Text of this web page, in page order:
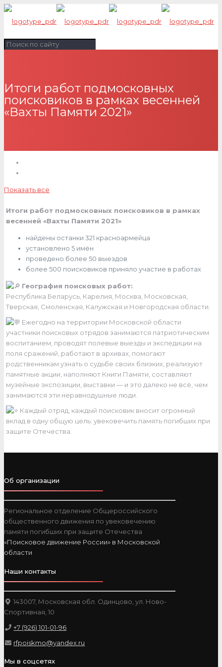
Итоги работ подмосковных
поисковиков в рамках весенней
«Вахты Памяти 2021»
Показать все
Итоги работ подмосковных поисковиков в рамках
весенней «Вахты Памяти 2021»
найдены останки 321 красноармейца
установлено 5 имён
проведено более 50 выездов
более 500 поисковиков приняло участие в работах
География поисковых работ:
Республика Беларусь, Карелия, Москва, Московская,
Тверская, Смоленская, Калужская и Новгородская области.
Ежегодно на территории Московской области
участники поисковых отрядов занимаются патриотическим
воспитанием, проводят полевые выезды и экспедиции на
поля сражений, работают в архивах, помогают
родственникам узнать о судьбе своих близких, реализуют
памятные акции, наполняют Книги Памяти, составляют
музейные экспозиции, выставки — и это далеко не всё, чем
занимаются эти неравнодушные люди.
Каждый отряд, каждый поисковик вносит огромный
вклад в одну общую цель: увековечить память погибших при
защите Отечества.
Об организации
Региональное отделение Общероссийского
общественного движения по увековечению
памяти погибших при защите Отечества
«Поисковое движение России» в Московской
области
Наши контакты
143007, Московская обл. Одинцово, ул. Ново-
Спортивная, 10
+7 (926) 101-01-96
rfpoiskmo@yandex.ru
Мы в соцсетях